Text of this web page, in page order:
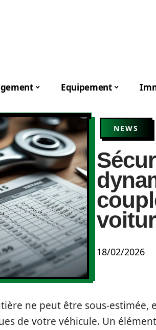
Equipement
NEWS
18/02/2026
ne peut être sous-estimée,
de votre véhicule. Un